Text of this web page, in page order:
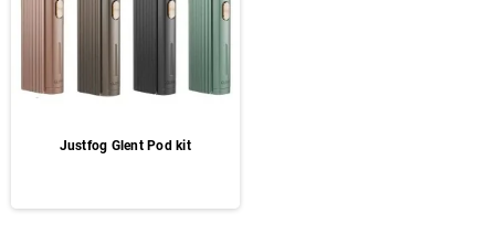
Justfog Glent Pod kit